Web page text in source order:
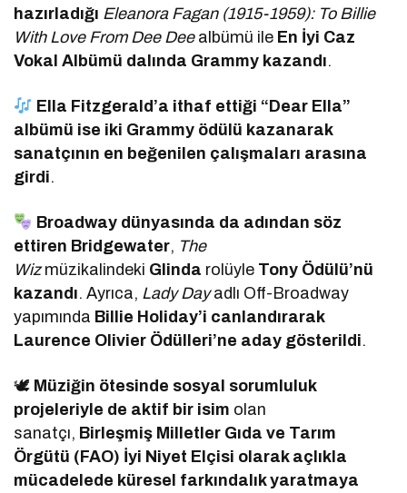
hazırladığı Eleanora Fagan (1915-1959): To Billie
With Love From Dee Deealbümü ile En İyi Caz
Vokal Albümü dalında Grammy kazandı.
Ella Fitzgerald’a ithaf ettiği “Dear Ella”
albümü ise iki Grammy ödülü kazanarak
sanatçının en beğenilen çalışmaları arasına
girdi.
Broadway dünyasında da adından söz
ettiren Bridgewater, The
Wizmüzikalindeki Glinda rolüyle Tony Ödülü’nü
kazandı. Ayrıca, Lady Dayadlı Off-Broadway
yapımında Billie Holiday’i canlandırarak
Laurence Olivier Ödülleri’ne aday gösterildi.
🕊 Müziğin ötesinde sosyal sorumluluk
projeleriyle de aktif bir isim olan
sanatçı, Birleşmiş Milletler Gıda ve Tarım
Örgütü (FAO) İyi Niyet Elçisi olarak açlıkla
mücadelede küresel farkındalık yaratmaya